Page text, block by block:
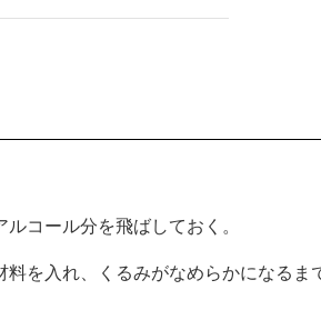
コール分を飛ばしておく。
を入れ、くるみがなめらかになるま